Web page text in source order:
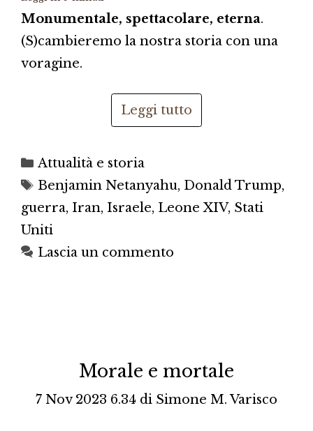
Monumentale, spettacolare, eterna.
(S)cambieremo la nostra storia con una
voragine.
Leggi tutto
Categorie
Attualità e storia
Tag
Benjamin Netanyahu, Donald Trump,
guerra, Iran, Israele, Leone XIV, Stati
Uniti
Lascia un commento
Morale e mortale
7 Nov 2023 6.34 di Simone M. Varisco